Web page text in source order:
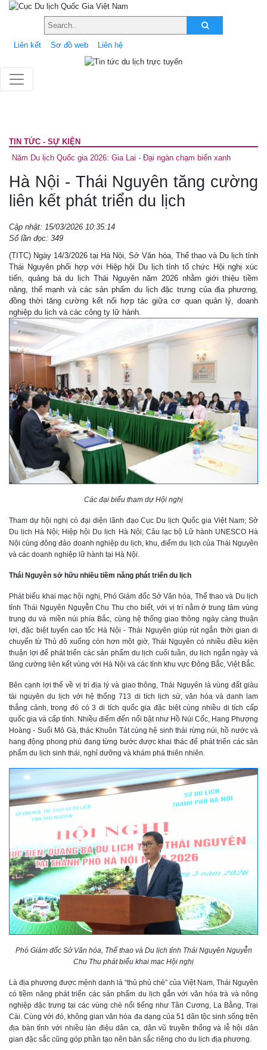
Liên kết Sơ đồ web Liên hệ
TIN TỨC - SỰ KIỆN
Năm Du lịch Quốc gia 2026: Gia Lai - Đại ngàn chạm biển xanh
Hà Nội - Thái Nguyên tăng cường
liên kết phát triển du lịch
Cập nhật: 15/03/2026 10:35:14
Số lần đọc: 349
(TITC) Ngày 14/3/2026 tại Hà Nội, Sở Văn hóa, Thể thao và Du lịch tỉnh
Thái Nguyên phối hợp với Hiệp hội Du lịch tỉnh tổ chức Hội nghị xúc
tiến, quảng bá du lịch Thái Nguyên năm 2026 nhằm giới thiệu tiềm
năng, thế mạnh và các sản phẩm du lịch đặc trưng của địa phương,
đồng thời tăng cường kết nối hợp tác giữa cơ quan quản lý, doanh
nghiệp du lịch và các công ty lữ hành.
Các đại biểu tham dự Hội nghị
Tham dự hội nghị có đại diện lãnh đạo Cục Du lịch Quốc gia Việt Nam; Sở
Du lịch Hà Nội; Hiệp hội Du lịch Hà Nội; Câu lạc bộ Lữ hành UNESCO Hà
Nội cùng đông đảo doanh nghiệp du lịch, khu, điểm du lịch của Thái Nguyên
và các doanh nghiệp lữ hành tại Hà Nội.
Thái Nguyên sở hữu nhiều tiềm năng phát triển du lịch
Phát biểu khai mạc hội nghị, Phó Giám đốc Sở Văn hóa, Thể thao và Du lịch
tỉnh Thái Nguyên Nguyễn Chu Thu cho biết, với vị trí nằm ở trung tâm vùng
trung du và miền núi phía Bắc, cùng hệ thống giao thông ngày càng thuận
lợi, đặc biệt tuyến cao tốc Hà Nội - Thái Nguyên giúp rút ngắn thời gian di
chuyển từ Thủ đô xuống còn hơn một giờ, Thái Nguyên có nhiều điều kiện
thuận lợi để phát triển các sản phẩm du lịch cuối tuần, du lịch ngắn ngày và
tăng cường liên kết vùng với Hà Nội và các tỉnh khu vực Đông Bắc, Việt Bắc.
Bên cạnh lợi thế về vị trí địa lý và giao thông, Thái Nguyên là vùng đất giàu
tài nguyên du lịch với hệ thống 713 di tích lịch sử, văn hóa và danh lam
thắng cảnh, trong đó có 3 di tích quốc gia đặc biệt cùng nhiều di tích cấp
quốc gia và cấp tỉnh. Nhiều điểm đến nổi bật như Hồ Núi Cốc, Hang Phượng
Hoàng - Suối Mỏ Gà, thác Khuôn Tát cùng hệ sinh thái rừng núi, hồ nước và
hang động phong phú đang từng bước được khai thác để phát triển các sản
phẩm du lịch sinh thái, nghỉ dưỡng và khám phá thiên nhiên.
Phó Giám đốc Sở Văn hóa, Thể thao và Du lịch tỉnh Thái Nguyên Nguyễn
Chu Thu phát biểu khai mạc Hội nghị
Là địa phương được mệnh danh là “thủ phủ chè” của Việt Nam, Thái Nguyên
có tiềm năng phát triển các sản phẩm du lịch gắn với văn hóa trà và nông
nghiệp đặc trưng tại các vùng chè nổi tiếng như Tân Cương, La Bằng, Trại
Cài. Cùng với đó, không gian văn hóa đa dạng của 51 dân tộc sinh sống trên
địa bàn tỉnh với nhiều làn điệu dân ca, dân vũ truyền thống và lễ hội dân
gian đặc sắc cũng góp phần tạo nên bản sắc riêng cho du lịch địa phương.